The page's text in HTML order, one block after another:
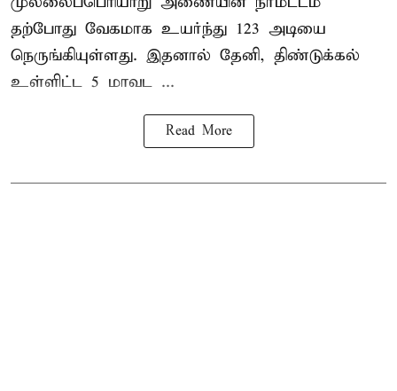
தற்போது வேகமாக உயர்ந்து 123 அடியை
நெருங்கியுள்ளது. இதனால் தேனி, திண்டுக்கல்
உள்ளிட்ட 5 மாவட ...
Read More